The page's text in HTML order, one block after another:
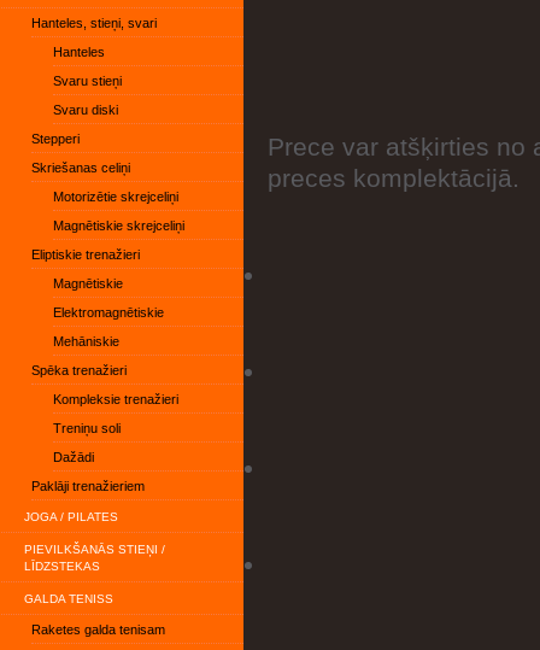
Hanteles, stieņi, svari
Hanteles
Svaru stieņi
Svaru diski
Stepperi
Skriešanas celiņi
Motorizētie skrejceliņi
Magnētiskie skrejceliņi
Eliptiskie trenažieri
Magnētiskie
Elektromagnētiskie
Mehāniskie
Spēka trenažieri
Kompleksie trenažieri
Treniņu soli
Dažādi
Paklāji trenažieriem
JOGA / PILATES
PIEVILKŠANĀS STIEŅI /
LĪDZSTEKAS
GALDA TENISS
Raketes galda tenisam
Prece var atšķirties no
preces komplektācijā.